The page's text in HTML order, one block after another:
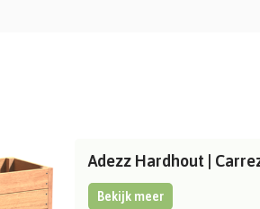
Adezz Hardhout |
Bekijk meer